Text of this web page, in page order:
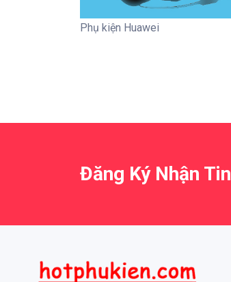
Phụ kiện Huawei
Đăng Ký Nhận Tin